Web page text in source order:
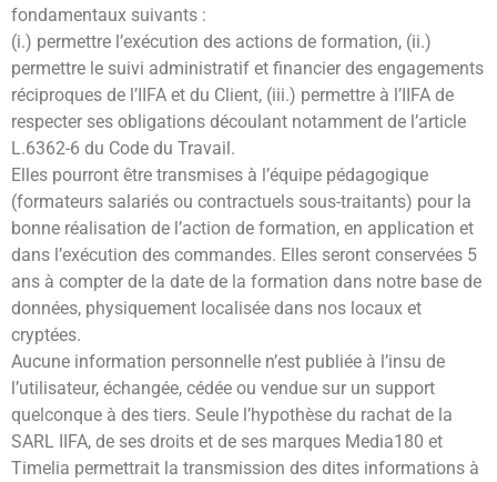
fondamentaux suivants :
(i.) permettre l’exécution des actions de formation, (ii.)
permettre le suivi administratif et financier des engagements
réciproques de l’IIFA et du Client, (iii.) permettre à l’IIFA de
respecter ses obligations découlant notamment de l’article
L.6362-6 du Code du Travail.
Elles pourront être transmises à l’équipe pédagogique
(formateurs salariés ou contractuels sous-traitants) pour la
bonne réalisation de l’action de formation, en application et
dans l’exécution des commandes. Elles seront conservées 5
ans à compter de la date de la formation dans notre base de
données, physiquement localisée dans nos locaux et
cryptées.
Aucune information personnelle n’est publiée à l’insu de
l’utilisateur, échangée, cédée ou vendue sur un support
quelconque à des tiers. Seule l’hypothèse du rachat de la
SARL IIFA, de ses droits et de ses marques Media180 et
Timelia permettrait la transmission des dites informations à